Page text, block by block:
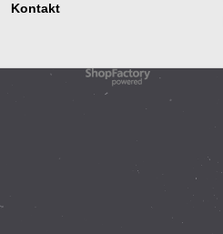
Kontakt
WebShop erstellt mit
ShopFactory Shop
Software.